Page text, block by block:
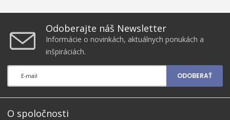
Odoberajte náš Newsletter
Informácie o novinkách, aktuálnych ponukách a
inšpiráciách.
ODOBERAŤ
O spoločnosti